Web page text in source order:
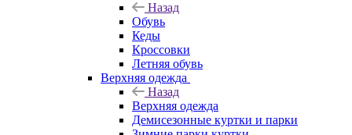
Назад
Обувь
Кеды
Кроссовки
Летняя обувь
Верхняя одежда
Назад
Верхняя одежда
Демисезонные куртки и парки